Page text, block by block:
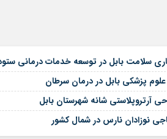
سلامت بابل در توسعه خدمات درمانی
علوم پزشکی بابل در درمان سرطان
آرتروپلاستی شانه شهرستان بابل
نوزادان نارس در شمال کشور